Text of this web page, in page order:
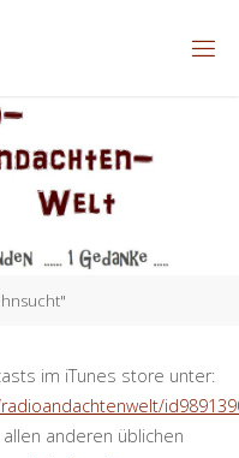
im iTunes store unter:
anderen üblichen